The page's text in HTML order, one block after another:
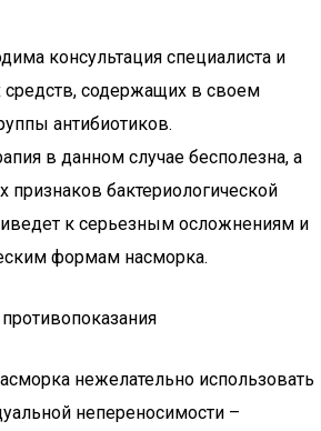
консультация специалиста и
средств, содержащих в своем
антибиотиков.
в данном случае бесполезна, а
признаков бактериологической
к серьезным осложнениям и
формам насморка.
нежелательно использовать
непереносимости –